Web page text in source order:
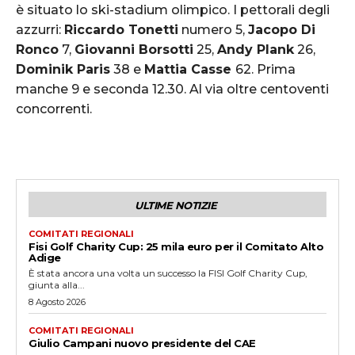
è situato lo ski-stadium olimpico. I pettorali degli
azzurri: Riccardo Tonetti numero 5, Jacopo Di
Ronco 7, Giovanni Borsotti 25, Andy Plank 26,
Dominik Paris 38 e Mattia Casse 62. Prima
manche 9 e seconda 12.30. Al via oltre centoventi
concorrenti.
ULTIME NOTIZIE
COMITATI REGIONALI
Fisi Golf Charity Cup: 25 mila euro per il Comitato Alto
Adige
È stata ancora una volta un successo la FISI Golf Charity Cup,
giunta alla...
8 Agosto 2026
COMITATI REGIONALI
Giulio Campani nuovo presidente del CAE